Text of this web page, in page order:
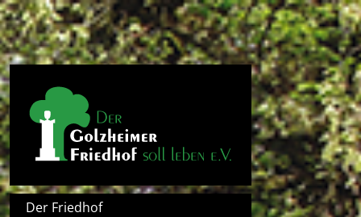
Direkt zum Inhalt
Hauptnavigation
Der Friedhof